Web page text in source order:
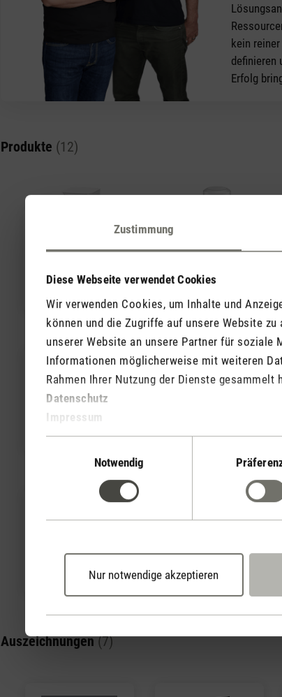
Zustimmung
Diese Webseite verwendet Cookies
Wir verwenden Cookies, um Inhalte und
können und die Zugriffe auf unsere Website
unserer Website an unsere Partner für soziale
Informationen möglicherweise mit weiteren
Rahmen Ihrer Nutzung der Dienste gesammelt
Datenschutz
Impressum
Notwendig
Nur notwendige akzeptieren
kein
definieren
Erfolg
Produkte (12)
Emil Emma
Leo
Simon Tina
Auszeichnungen(7)